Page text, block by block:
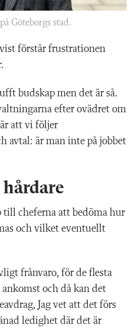
Göteborgs stad.
förstår frustrationen
budskap men det är så.
efter ovädret om
att vi följer
avtal: är man inte på jobbet
cheferna att bedöma hur
och vilket eventuellt
frånvaro, för de flesta
och då kan det
Jag vet att det förs
ledighet där det är